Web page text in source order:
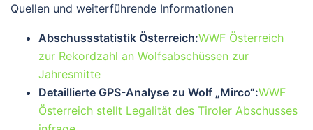
Quellen und weiterführende Informationen
Abschussstatistik Österreich:WWF Österreich
zur Rekordzahl an Wolfsabschüssen zur
Jahresmitte
Detaillierte GPS-Analyse zu Wolf „Mirco“:WWF
Österreich stellt Legalität des Tiroler Abschusses